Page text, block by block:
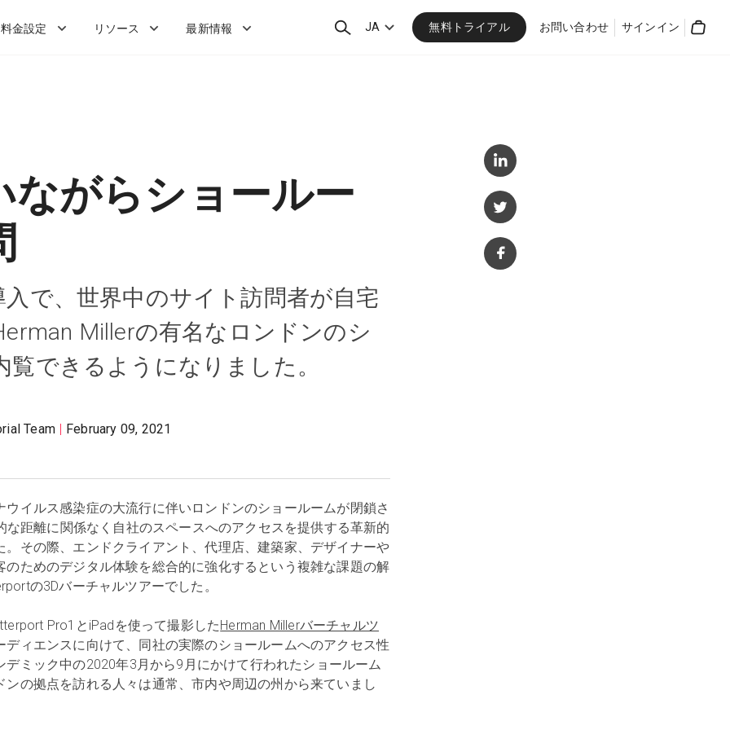
料金設定 リソース 最新情報
検
JA 無料トライアル お問い合わせ サインイン
ながらショールー
で、世界中のサイト訪問者が自宅
Millerの有名なロンドンのシ
覧できるようになりました。
Team February 09, 2021
イルス感染症の大流行に伴いロンドンのショールームが閉鎖さ
な距離に関係なく自社のスペースへのアクセスを提供する革新的
。その際、エンドクライアント、代理店、建築家、デザイナーや
のためのデジタル体験を総合的に強化するという複雑な課題の解
の3Dバーチャルツアーでした。
Pro1とiPadを使って撮影したHerman Millerバーチャルツ
ディエンスに向けて、同社の実際のショールームへのアクセス性
デミック中の2020年3月から9月にかけて行われたショールーム
ンの拠点を訪れる人々は通常、市内や周辺の州から来ていまし